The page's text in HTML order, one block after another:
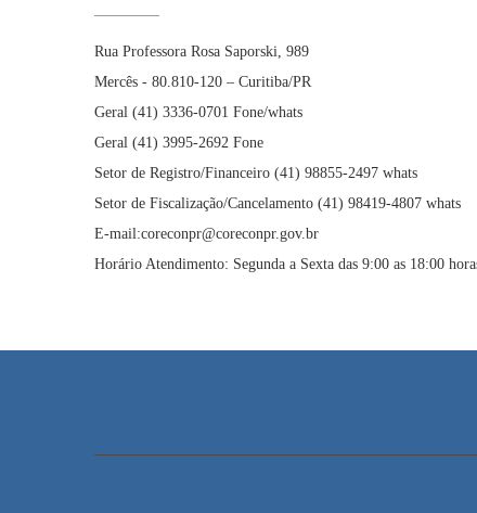
Rua Professora Rosa Saporski, 989
Mercês - 80.810-120 – Curitiba/PR
Geral (41) 3336-0701 Fone/whats
Geral (41) 3995-2692 Fone
Setor de Registro/Financeiro (41) 98855-2497 whats
Setor de Fiscalização/Cancelamento (41) 98419-4807 whats
E-mail:coreconpr@coreconpr.gov.br
Horário Atendimento: Segunda a Sexta das 9:00 as 18:00